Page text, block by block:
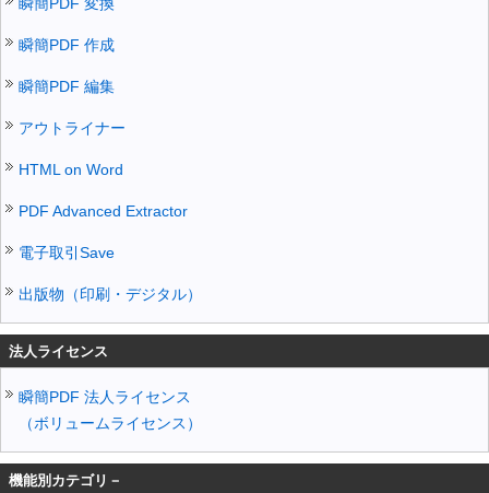
瞬簡PDF 作成
瞬簡PDF 編集
アウトライナー
HTML on Word
PDF Advanced Extractor
電子取引Save
出版物（印刷・デジタル）
法人ライセンス
瞬簡PDF 法人ライセンス
（ボリュームライセンス）
機能別カテゴリ－